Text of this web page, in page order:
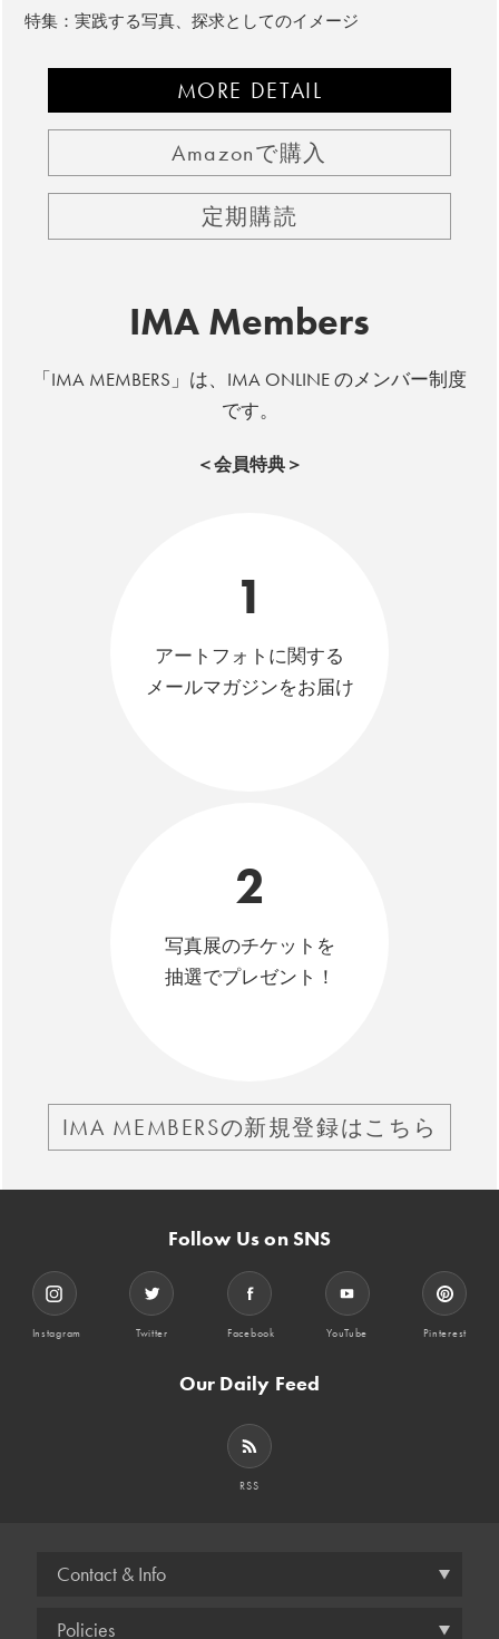
特集：実践する写真、探求としてのイメージ
MORE DETAIL
Amazonで購入
定期購読
IMA Members
「IMA MEMBERS」は、IMA ONLINE のメンバー制度
です。
＜会員特典＞
1
アートフォトに関する
メールマガジンをお届け
2
写真展のチケットを
抽選でプレゼント！
IMA MEMBERSの新規登録はこちら
Follow Us on SNS
Instagram Twitter Facebook YouTube Pinterest
Our Daily Feed
RSS
Contact & Info
Policies